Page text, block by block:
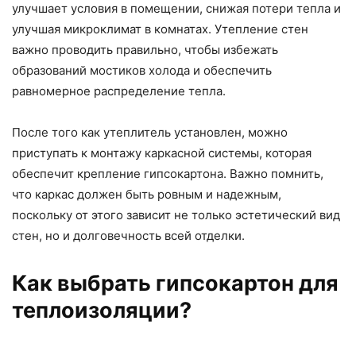
улучшает условия в помещении, снижая потери тепла и
улучшая микроклимат в комнатах. Утепление стен
важно проводить правильно, чтобы избежать
образований мостиков холода и обеспечить
равномерное распределение тепла.
После того как утеплитель установлен, можно
приступать к монтажу каркасной системы, которая
обеспечит крепление гипсокартона. Важно помнить,
что каркас должен быть ровным и надежным,
поскольку от этого зависит не только эстетический вид
стен, но и долговечность всей отделки.
Как выбрать гипсокартон для
теплоизоляции?